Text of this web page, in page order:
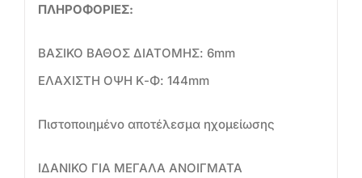
ΠΛΗΡΟΦΟΡΙΕΣ:
ΒΑΣΙΚΟ ΒΑΘΟΣ ΔΙΑΤΟΜΗΣ: 6mm
ΕΛΑΧΙΣΤΗ ΟΨΗ Κ-Φ: 144mm
Πιστοποιημένο αποτέλεσμα ηχομείωσης
ΙΔΑΝΙΚΟ ΓΙΑ ΜΕΓΑΛΑ ΑΝΟΙΓΜΑΤΑ